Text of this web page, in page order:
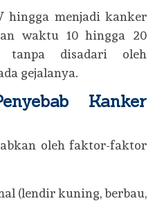
hingga menjadi kanker
waktu 10 hingga 20
tanpa disadari oleh
gejalanya.
Kanker
oleh faktor-faktor
(lendir kuning, berbau,